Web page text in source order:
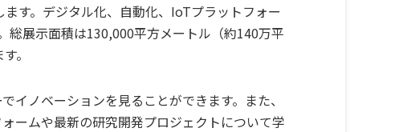
す。デジタル化、自動化、IoTプラットフォー
総展示面積は130,000平方メートル（約140万平
。
ノベーションを見ることができます。また、
ームや最新の研究開発プロジェクトについて学